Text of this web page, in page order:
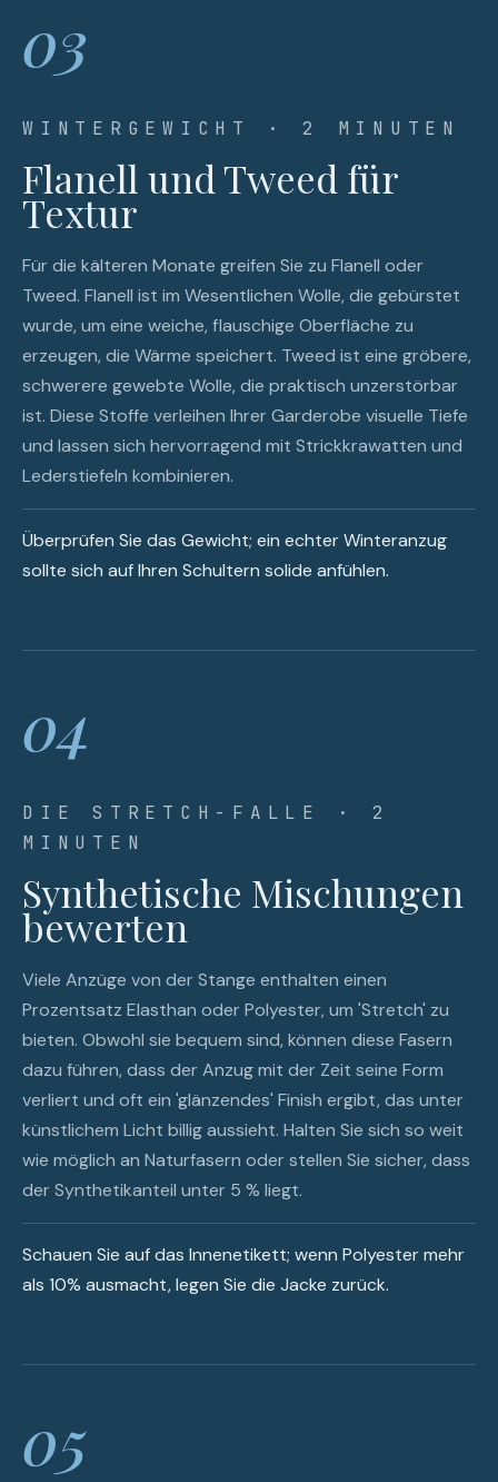
03
WINTERGEWICHT · 2 MINUTEN
Flanell und Tweed für
Textur
Für die kälteren Monate greifen Sie zu Flanell oder
Tweed. Flanell ist im Wesentlichen Wolle, die gebürstet
wurde, um eine weiche, flauschige Oberfläche zu
erzeugen, die Wärme speichert. Tweed ist eine gröbere,
schwerere gewebte Wolle, die praktisch unzerstörbar
ist. Diese Stoffe verleihen Ihrer Garderobe visuelle Tiefe
und lassen sich hervorragend mit Strickkrawatten und
Lederstiefeln kombinieren.
Überprüfen Sie das Gewicht; ein echter Winteranzug
sollte sich auf Ihren Schultern solide anfühlen.
04
DIE STRETCH-FALLE · 2
MINUTEN
Synthetische Mischungen
bewerten
Viele Anzüge von der Stange enthalten einen
Prozentsatz Elasthan oder Polyester, um 'Stretch' zu
bieten. Obwohl sie bequem sind, können diese Fasern
dazu führen, dass der Anzug mit der Zeit seine Form
verliert und oft ein 'glänzendes' Finish ergibt, das unter
künstlichem Licht billig aussieht. Halten Sie sich so weit
wie möglich an Naturfasern oder stellen Sie sicher, dass
der Synthetikanteil unter 5 % liegt.
Schauen Sie auf das Innenetikett; wenn Polyester mehr
als 10% ausmacht, legen Sie die Jacke zurück.
05